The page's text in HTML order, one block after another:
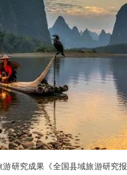
研究成果《全国县域旅游研究